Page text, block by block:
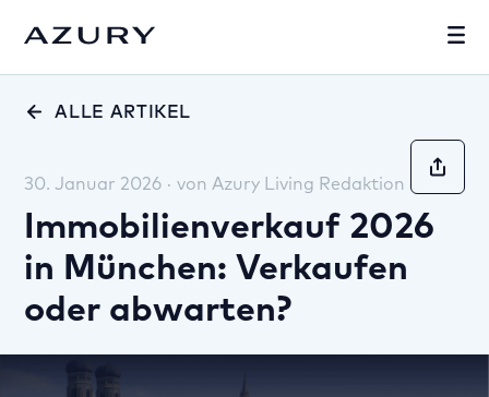
ALLE ARTIKEL
30. Januar 2026 ·von Azury Living Redaktion
Immobilienverkauf 2026
in München: Verkaufen
oder abwarten?